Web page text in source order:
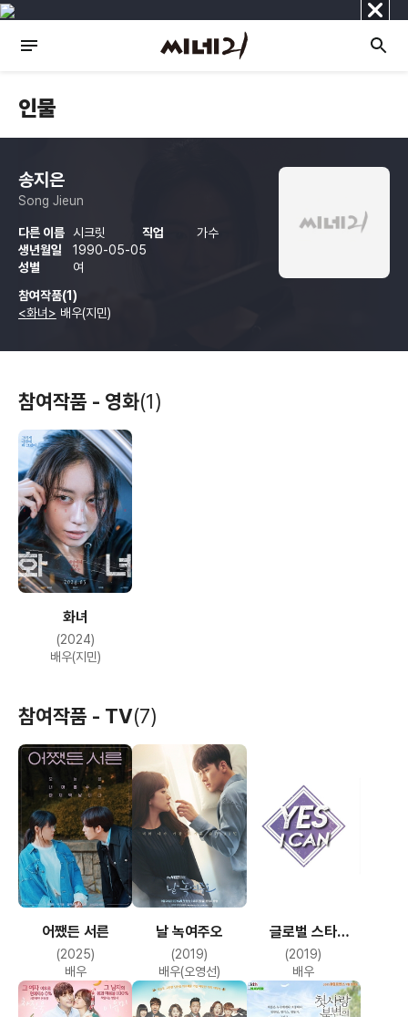
닫
기
인물
송지은
Song Jieun
다른 이름 시크릿 직업
가수
생년월일
1990-05-05
성별
여
참여작품(1)
<화녀> 배우(지민)
참여작품 - 영화(1)
화녀
(2024)
배우(지민)
참여작품 - TV(7)
어쨌든 서른
(2025)
배우
날 녹여주오
(2019)
배우(오영선)
글로벌 스타
양성학교 YES I
CAN
(2019)
배우